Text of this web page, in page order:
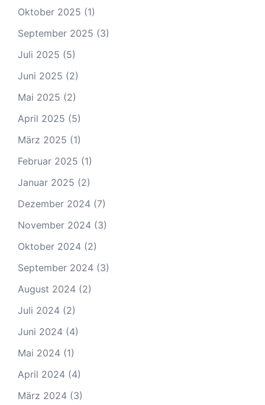
Oktober 2025 (1)
September 2025 (3)
Juli 2025 (5)
Juni 2025 (2)
Mai 2025 (2)
April 2025 (5)
März 2025 (1)
Februar 2025 (1)
Januar 2025 (2)
Dezember 2024 (7)
November 2024 (3)
Oktober 2024 (2)
September 2024 (3)
August 2024 (2)
Juli 2024 (2)
Juni 2024 (4)
Mai 2024 (1)
April 2024 (4)
März 2024 (3)